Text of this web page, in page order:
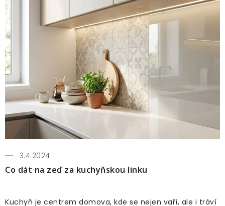
Co dát na zeď za kuchyňskou linku
3.4.2024
Kuchyň je centrem domova, kde se nejen vaří, ale i tráví